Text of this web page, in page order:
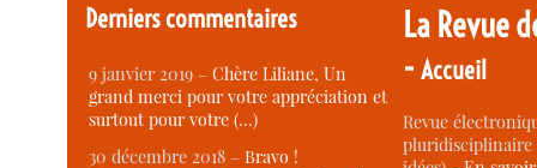
Derniers commentaires
9 janvier 2019 –Chère Liliane, Un
grand merci pour votre appréciation et
surtout pour votre (…)
30 décembre 2018 –Bravo !
La Revue
-Accueil
Revue